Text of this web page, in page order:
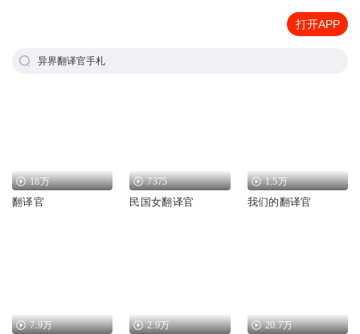
打开APP
异界翻译官手札
18万
翻译官
7375
民国女翻译官
1.5万
我们的翻译官
7.9万 2.9万 20.7万